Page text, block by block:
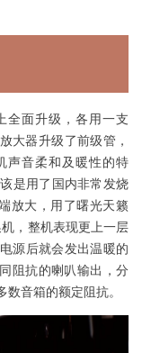
全面升级，各用一支
大器升级了前级管，
声音柔和及暖性的特
是用了国内非常发烧
放大，用了曙光天籁
，整机表现更上一层
源后就会发出温暖的
阻抗的喇叭输出，分
音箱的额定阻抗。